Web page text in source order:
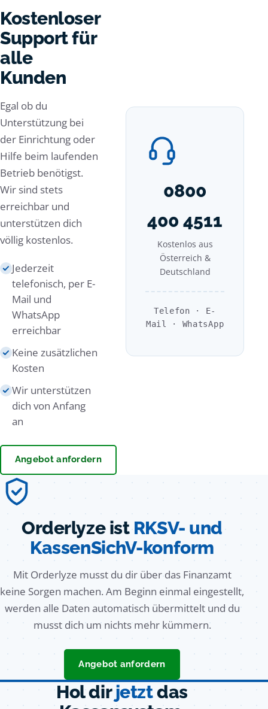
Kostenloser
Support für
alle
Kunden
Egal ob du
Unterstützung bei
der Einrichtung oder
Hilfe beim laufenden
Betrieb benötigst.
Wir sind stets
erreichbar und
unterstützen dich
völlig kostenlos.
Jederzeit
telefonisch, per E-
Mail und
WhatsApp
erreichbar
Keine zusätzlichen
Kosten
Wir unterstützen
dich von Anfang
an
Angebot anfordern
0800
400 4511
Kostenlos aus
Österreich &
Deutschland
Telefon · E-
Mail · WhatsApp
Orderlyze ist RKSV- und
KassenSichV-konform
Mit Orderlyze musst du dir über das Finanzamt
keine Sorgen machen. Am Beginn einmal eingestellt,
werden alle Daten automatisch übermittelt und du
musst dich um nichts mehr kümmern.
Angebot anfordern
Hol dirjetztdas